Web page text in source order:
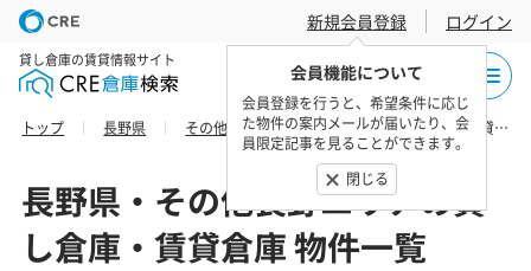
新規会員登録
会員機能について
会員登録を行うと、希望条件に応じ
た物件の案内メールが届いたり、会
員限定記事を見ることができます。
閉じる
ログイン
貸し倉庫の賃貸情報サイト
トップ 長野県 その他長野エリア 大町市の貸し倉庫・賃貸倉庫 物件一覧
長野県・その他長野エリアの貸
し倉庫・賃貸倉庫 物件一覧